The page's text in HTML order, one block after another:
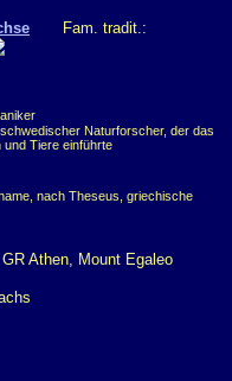
Fam. tradit.:
Naturforscher, der das
Tiere einführte
nach Theseus, griechische